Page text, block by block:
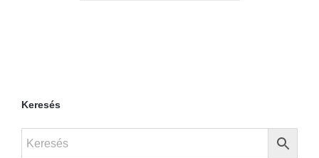
Keresés